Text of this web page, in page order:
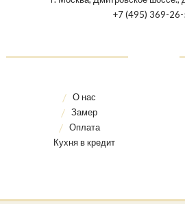
+7 (495) 369-
О нас
Замер
Оплата
Кухня в кредит